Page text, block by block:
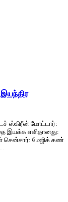
இயந்திர
டச் ஸ்கிரீன் மோட்டார்:
இயக்க எளிதானது:
சென்சார்: மேஜிக் கண்